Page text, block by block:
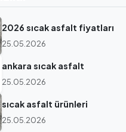
2026 sıcak asfalt fiyatları
25.05.2026
ankara sıcak asfalt
25.05.2026
sıcak asfalt ürünleri
25.05.2026